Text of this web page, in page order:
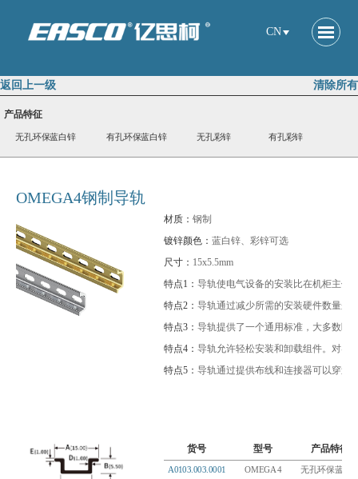
CN
清除所有
返回上一级
产品特征
无孔环保蓝白锌 有孔环保蓝白锌 无孔彩锌 有孔彩锌
OMEGA4钢制导轨
材质： 钢制
镀锌颜色： 蓝白锌、彩锌可选
尺寸： 15x5.5mm
特点1： 导轨使电气设备的安装比在机柜主体
特点2： 导轨通过减少所需的安装硬件数量来
特点3： 导轨提供了一个通用标准，大多数断
特点4： 导轨允许轻松安装和卸载组件。对导
特点5： 导轨通过提供布线和连接器可以穿过
货号 型号 产品特征
A0103.003.0001 OMEGA4
无孔环保蓝白